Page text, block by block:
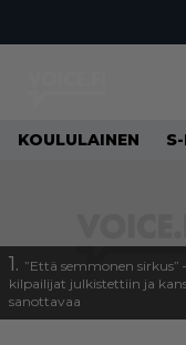
KOULULAINEN
1. ”Että semmonen sirkus”
kilpailijat julkistettiin ja
sanottavaa